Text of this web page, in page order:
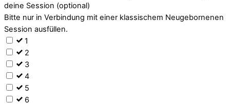
deine Session (optional)
Bitte nur in Verbindung mit einer klassischem Neugebornenen
Session ausfüllen.
1
2
3
4
5
6